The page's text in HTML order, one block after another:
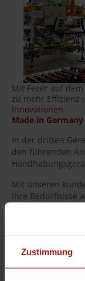
Zustimmung
Mit Fezer auf
zu mehr Effizienz
Innovationen
Made in Germany
In der dritten
den führenden
Mit unseren
Ihre Bedürfnisse
Ihre
Entscheiden